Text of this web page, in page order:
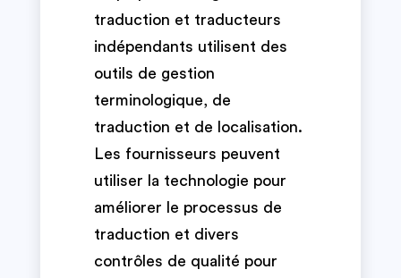
traduction et traducteurs
indépendants utilisent des
outils de gestion
terminologique, de
traduction et de localisation.
Les fournisseurs peuvent
utiliser la technologie pour
améliorer le processus de
traduction et divers
contrôles de qualité pour